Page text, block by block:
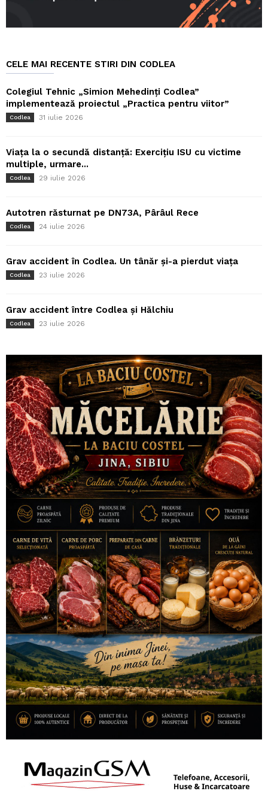
CELE MAI RECENTE STIRI DIN CODLEA
Colegiul Tehnic „Simion Mehedinți Codlea”
implementează proiectul „Practica pentru viitor”
Codlea 31 iulie 2026
Viața la o secundă distanță: Exercițiu ISU cu victime
multiple, urmare...
Codlea 29 iulie 2026
Autotren răsturnat pe DN73A, Pârâul Rece
Codlea 24 iulie 2026
Grav accident în Codlea. Un tânăr și-a pierdut viața
Codlea 23 iulie 2026
Grav accident între Codlea și Hălchiu
Codlea 23 iulie 2026